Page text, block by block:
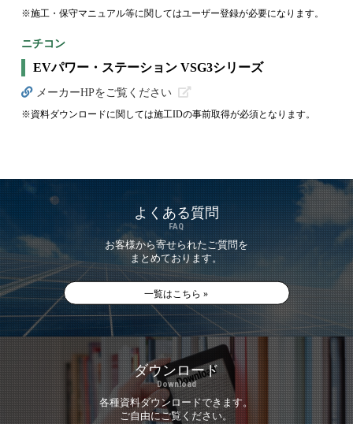
※施工・保守マニュアル等に関してはユーザー登録が必要になります。
ニチコン
EVパワー・ステーション VSG3シリーズ
メーカーHPをご覧ください
※資料ダウンロードに関しては施工IDの事前取得が必須となります。
よくある質問
FAQ
お客様から寄せられたご質問を
まとめております。
一覧はこちら »
ダウンロード
Download
各種資料ダウンロードできます。
ご自由にご覧ください。